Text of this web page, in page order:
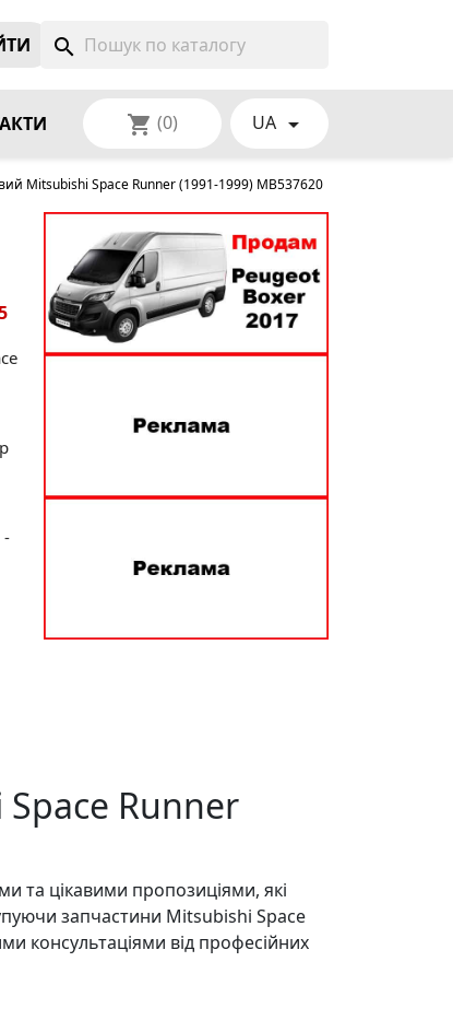
search
shopping_cart (0) UA 
Mitsubishi Space Runner (1991-1999) MB537620
-
Runner
та цікавими пропозиціями, які
запчастини Mitsubishi Space
консультаціями від професійних